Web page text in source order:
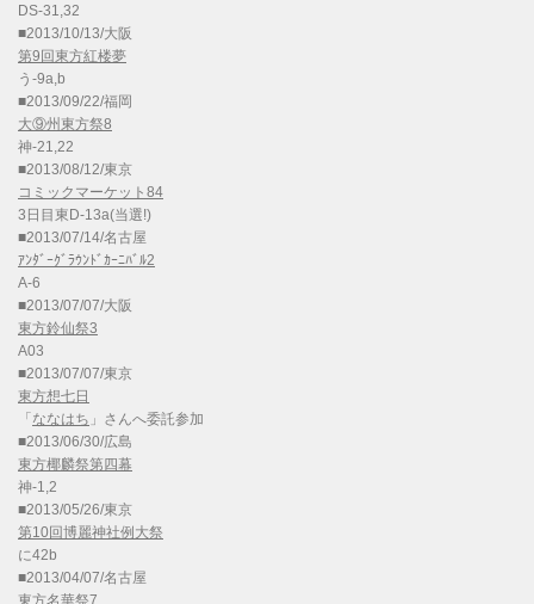
DS-31,32
■2013/10/13/大阪
第9回東方紅楼夢
う-9a,b
■2013/09/22/福岡
大⑨州東方祭8
神-21,22
■2013/08/12/東京
コミックマーケット84
3日目東D-13a(当選!)
■2013/07/14/名古屋
ｱﾝﾀﾞｰｸﾞﾗｳﾝﾄﾞｶｰﾆﾊﾞﾙ2
A-6
■2013/07/07/大阪
東方鈴仙祭3
A03
■2013/07/07/東京
東方想七日
「 ななはち 」さんへ委託参加
■2013/06/30/広島
東方椰麟祭第四幕
神-1,2
■2013/05/26/東京
第10回博麗神社例大祭
に42b
■2013/04/07/名古屋